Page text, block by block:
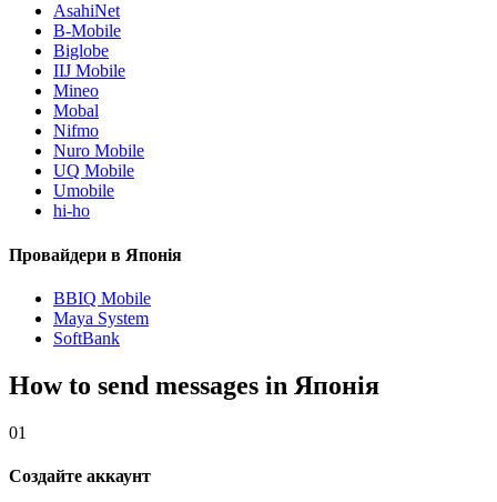
AsahiNet
B-Mobile
Biglobe
IIJ Mobile
Mineo
Mobal
Nifmo
Nuro Mobile
UQ Mobile
Umobile
hi-ho
Провайдери в Японія
BBIQ Mobile
Maya System
SoftBank
How to send messages in Японія
01
Создайте аккаунт